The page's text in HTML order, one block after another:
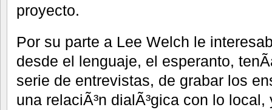
proyecto.
Por su parte a Lee Welch le
desde el lenguaje, el esperanto,
serie de entrevistas, de grabar los
una relaciÃ³n dialÃ³gica con lo